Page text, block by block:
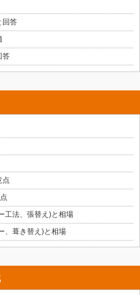
回答
答
点
工法、張替え)と相場
、葺き替え)と相場